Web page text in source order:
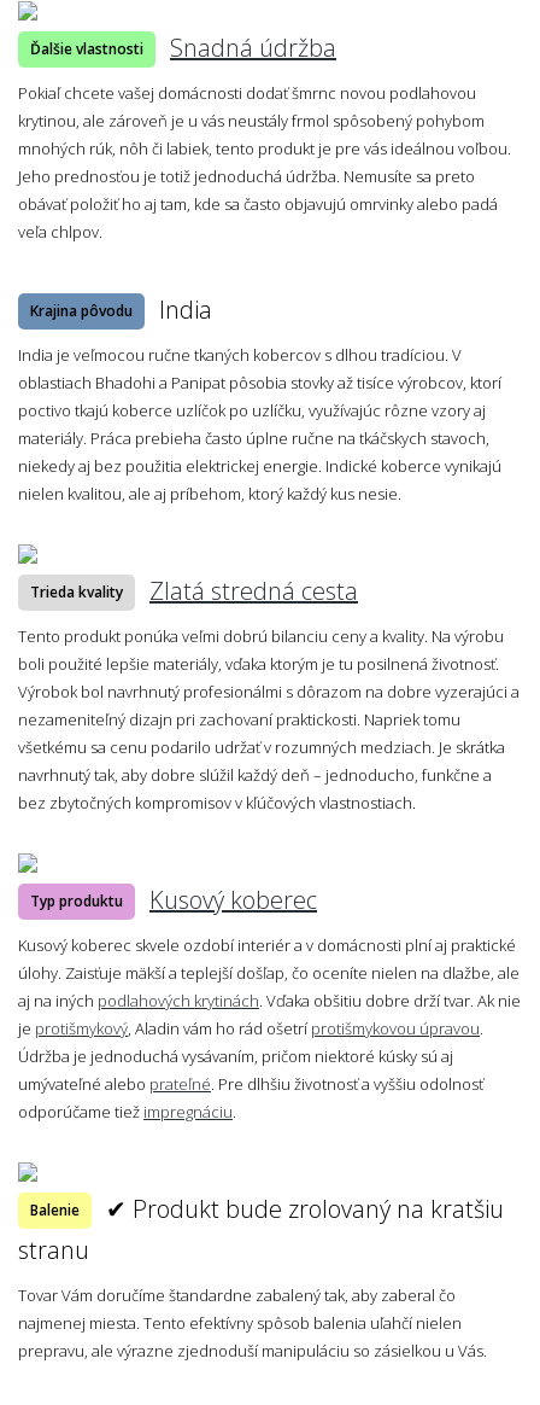
Ďalšie vlastnosti Snadná údržba
Pokiaľ chcete vašej domácnosti dodať šmrnc novou podlahovou
krytinou, ale zároveň je u vás neustály frmol spôsobený pohybom
mnohých rúk, nôh či labiek, tento produkt je pre vás ideálnou voľbou.
Jeho prednosťou je totiž jednoduchá údržba. Nemusíte sa preto
obávať položiť ho aj tam, kde sa často objavujú omrvinky alebo padá
veľa chlpov.
Krajina pôvodu India
India je veľmocou ručne tkaných kobercov s dlhou tradíciou. V
oblastiach Bhadohi a Panipat pôsobia stovky až tisíce výrobcov, ktorí
poctivo tkajú koberce uzlíčok po uzlíčku, využívajúc rôzne vzory aj
materiály. Práca prebieha často úplne ručne na tkáčskych stavoch,
niekedy aj bez použitia elektrickej energie. Indické koberce vynikajú
nielen kvalitou, ale aj príbehom, ktorý každý kus nesie.
Trieda kvality Zlatá stredná cesta
Tento produkt ponúka veľmi dobrú bilanciu ceny a kvality. Na výrobu
boli použité lepšie materiály, vďaka ktorým je tu posilnená životnosť.
Výrobok bol navrhnutý profesionálmi s dôrazom na dobre vyzerajúci a
nezameniteľný dizajn pri zachovaní praktickosti. Napriek tomu
všetkému sa cenu podarilo udržať v rozumných medziach. Je skrátka
navrhnutý tak, aby dobre slúžil každý deň – jednoducho, funkčne a
bez zbytočných kompromisov v kľúčových vlastnostiach.
Typ produktu Kusový koberec
Kusový koberec skvele ozdobí interiér a v domácnosti plní aj praktické
úlohy. Zaisťuje mäkší a teplejší došľap, čo oceníte nielen na dlažbe, ale
aj na iných podlahových krytinách . Vďaka obšitiu dobre drží tvar. Ak nie
je protišmykový , Aladin vám ho rád ošetríprotišmykovou úpravou
Údržba je jednoduchá vysávaním, pričom niektoré kúsky sú aj
umývateľné alebo prateľné . Pre dlhšiu životnosť a vyššiu odolnosť
odporúčame tiež impregnáciu
Balenie
✔ Produkt bude zrolovaný na kratšiu
stranu
Tovar Vám doručíme štandardne zabalený tak, aby zaberal čo
najmenej miesta. Tento efektívny spôsob balenia uľahčí nielen
prepravu, ale výrazne zjednoduší manipuláciu so zásielkou u Vás.